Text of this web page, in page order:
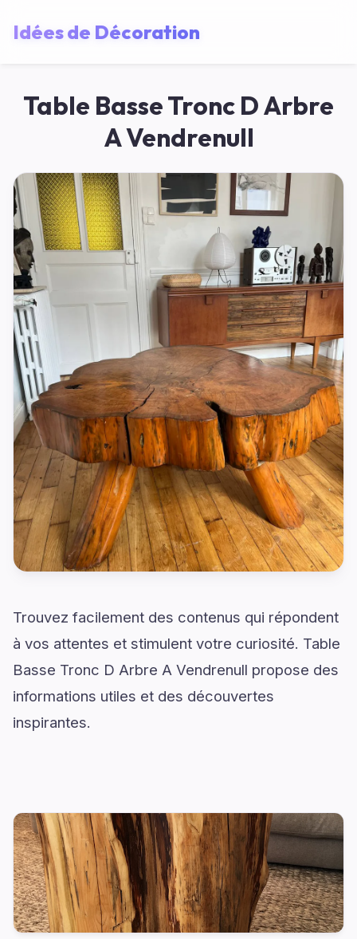
Idées de Décoration
Table Basse Tronc D Arbre
A Vendrenull
Trouvez facilement des contenus qui répondent
à vos attentes et stimulent votre curiosité. Table
Basse Tronc D Arbre A Vendrenull propose des
informations utiles et des découvertes
inspirantes.